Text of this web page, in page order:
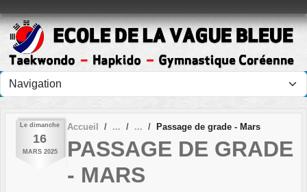
Le dimanche
16
MARS 2025
Accueil Passage de grade - Mars
PASSAGE DE GRADE
- MARS